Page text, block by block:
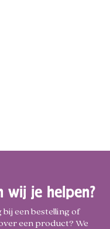
wij je helpen?
bij een bestelling of
een product? We